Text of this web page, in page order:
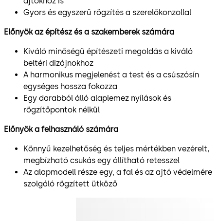
Gyors és egyszerű rögzítés a szerelőkonzollal
Előnyök az építész és a szakemberek számára
Kiváló minőségű építészeti megoldás a kiváló
beltéri dizájnokhoz
A harmonikus megjelenést a test és a csúszósín
egységes hossza fokozza
Egy darabból álló alaplemez nyílások és
rögzítőpontok nélkül
Előnyök a felhasználó számára
Könnyű kezelhetőség és teljes mértékben vezérelt,
megbízható csukás egy állítható retesszel
Az alapmodell része egy, a fal és az ajtó védelmére
szolgáló rögzített ütköző